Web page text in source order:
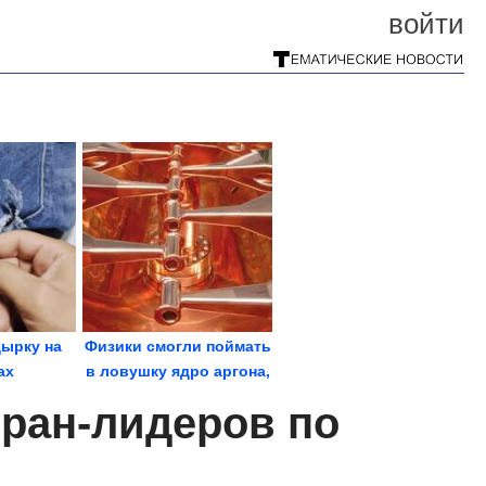
войти
на
Физики смогли поймать
в ловушку ядро аргона,
лидеров по